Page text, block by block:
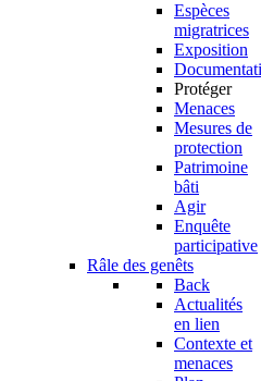
Espèces
migratrices
Exposition
Protéger
Menaces
Mesures de
protection
Patrimoine
bâti
Agir
Enquête
participative
Râle des genêts
Back
Actualités
en lien
Contexte et
menaces